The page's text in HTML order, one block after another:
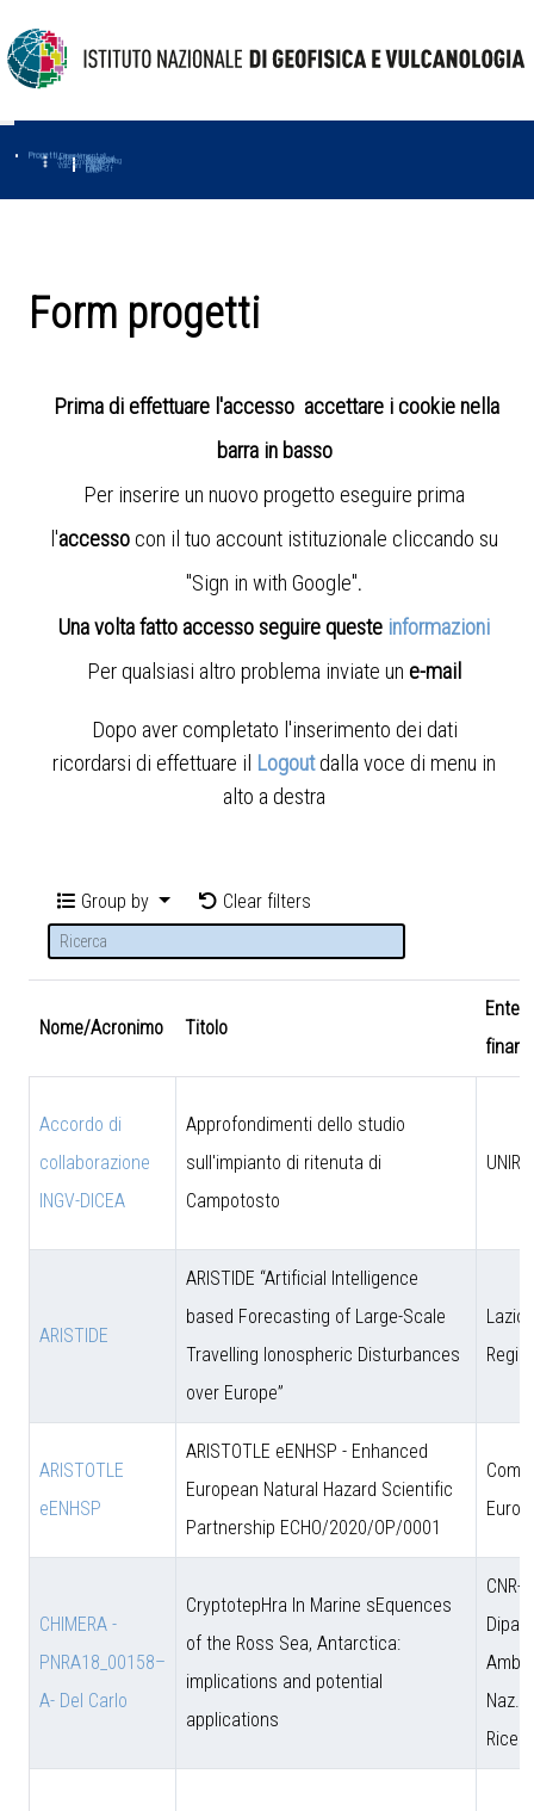
Progetti
Progetti Dipartimentali
AmbienteAmused
Macmap
Tropomag
TerremotiFurther
Muse
Vulcani First
Impact
Love-cf
Uno
Form progetti
Prima di effettuare l'accesso accettare i cookie nella
barra in basso
Per inserire un nuovo progetto eseguire prima
l'accesso con il tuo account istituzionale cliccando su
"Sign in with Google".
Una volta fatto accesso seguire queste informazioni
Per qualsiasi altro problema inviate un e-mail
Dopo aver completato l'inserimento dei dati
ricordarsi di effettuare il Logout dalla voce di menu in
alto a destra
Group by Clear filters
Nome/Acronimo Titolo
Ente
Accordo di
collaborazione
INGV-DICEA
Approfondimenti dello studio
sull'impianto di ritenuta di
Campotosto
ARISTIDE
ARISTIDE “Artificial Intelligence
based Forecasting of Large-Scale
Travelling Ionospheric Disturbances
over Europe”
Lazio
ARISTOTLE
eENHSP
ARISTOTLE eENHSP - Enhanced
European Natural Hazard Scientific
Partnership ECHO/2020/OP/0001
CHIMERA -
PNRA18_00158–
A- Del Carlo
CryptotepHra In Marine sEquences
of the Ross Sea, Antarctica:
implications and potential
applications
CNR-
Amb.
Naz.